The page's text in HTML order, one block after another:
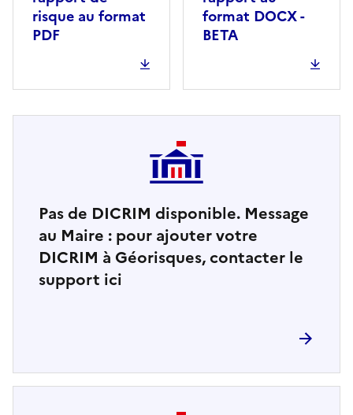
risque au format
PDF
format DOCX -
BETA
Pas de DICRIM disponible. Message
au Maire : pour ajouter votre
DICRIM à Géorisques, contacter le
support ici